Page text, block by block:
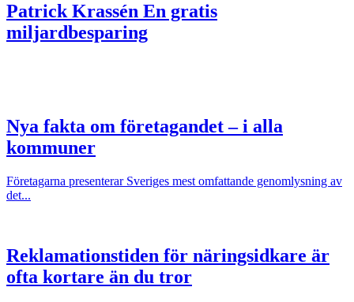
Patrick Krassén En gratis
miljardbesparing
Nya fakta om företagandet – i alla
kommuner
Företagarna presenterar Sveriges mest omfattande genomlysning av
det...
Reklamationstiden för näringsidkare är
ofta kortare än du tror